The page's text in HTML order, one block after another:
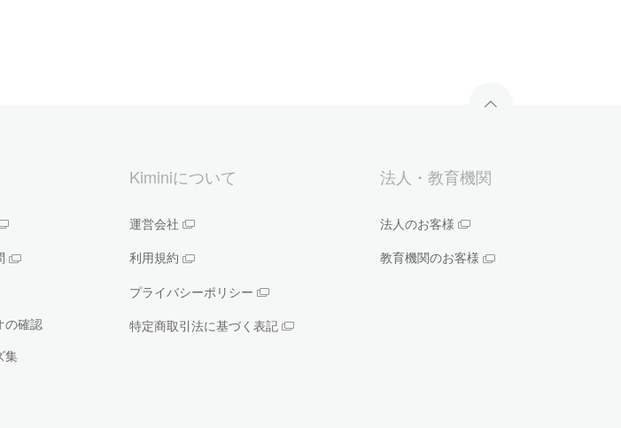
の確認
集
Kiminiについて
運営会社
利用規約
プライバシーポリシー
特定商取引法に基づく表記
法人・教育機関
法人のお客様
教育機関のお客様